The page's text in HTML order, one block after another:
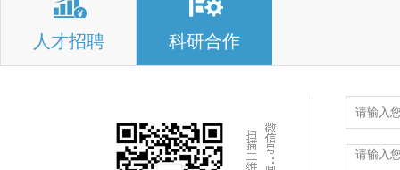
人才招聘 科研合作